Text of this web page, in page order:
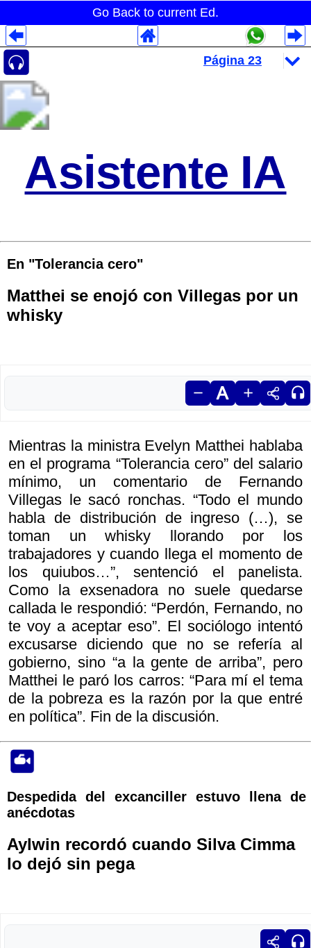
Go Back to current Ed.
Asistente IA
En "Tolerancia cero"
Matthei se enojó con Villegas por un
whisky
Mientras la ministra Evelyn Matthei hablaba
en el programa “Tolerancia cero” del salario
mínimo, un comentario de Fernando
Villegas le sacó ronchas. “Todo el mundo
habla de distribución de ingreso (…), se
toman un whisky llorando por los
trabajadores y cuando llega el momento de
los quiubos…”, sentenció el panelista.
Como la exsenadora no suele quedarse
callada le respondió: “Perdón, Fernando, no
te voy a aceptar eso”. El sociólogo intentó
excusarse diciendo que no se refería al
gobierno, sino “a la gente de arriba”, pero
Matthei le paró los carros: “Para mí el tema
de la pobreza es la razón por la que entré
en política”. Fin de la discusión.
Despedida del excanciller estuvo llena de
anécdotas
Aylwin recordó cuando Silva Cimma
lo dejó sin pega
Despliegues Analytics
Despliegues Totales
Despliegues por Rubros